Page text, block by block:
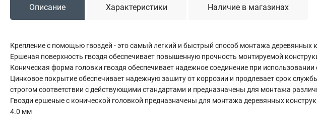
Тройники сантехнические
Описание Характеристики Наличие в магазинах
Крепление с помощью гвоздей - это самый легкий и быстрый способ монтажа деревянных
Ершеная поверхность гвоздя обеспечивает повышенную прочность монтируемой
Коническая форма головки гвоздя обеспечивает надежное соединение при
Цинковое покрытие обеспечивает надежную зашиту от коррозии и продлевает срок
строгом соответствии с действующими стандартами и предназначены для монтажа
Гвозди ершеные с конической головкой предназначены для монтажа деревянных
4.0 мм